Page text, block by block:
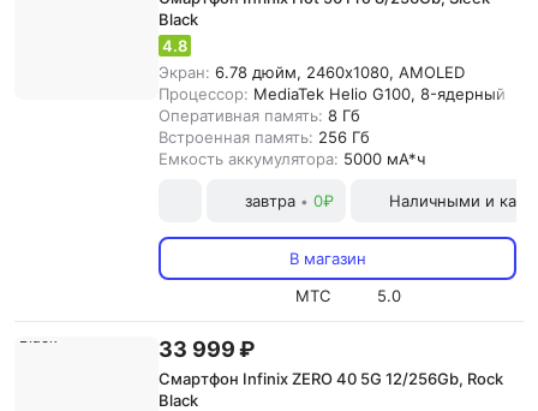
Black
4.8
Экран: 6.78 дюйм, 2460x1080, AMOLED
Процессор: MediaTek Helio G100, 8-ядерный
Оперативная память: 8 Гб
Встроенная память: 256 Гб
Емкость аккумулятора: 5000 мА*ч
завтра • 0₽ Наличными и
В магазин
МТС
5.0
33 999 ₽
Смартфон Infinix ZERO 40 5G 12/256Gb, Rock
Black